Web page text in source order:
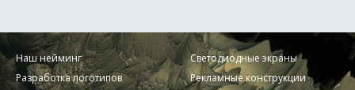
Наш нейминг
Разработка логотипов
Светодиодные экраны
Рекламные конструкции